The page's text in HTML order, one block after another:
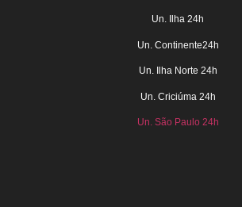
Un. Ilha 24h
Un. Continente24h
Un. Ilha Norte 24h
Un. Criciúma 24h
Un. São Paulo 24h